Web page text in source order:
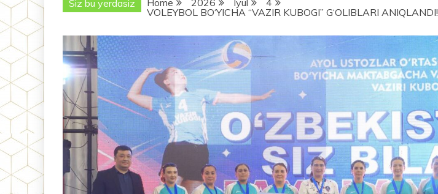
Siz bu yerdasiz Home 2026 Iyul
4
VOLEYBOL BO‘YICHA “VAZIR KUBOGI” G‘OLIBLARI ANIQLANDI!